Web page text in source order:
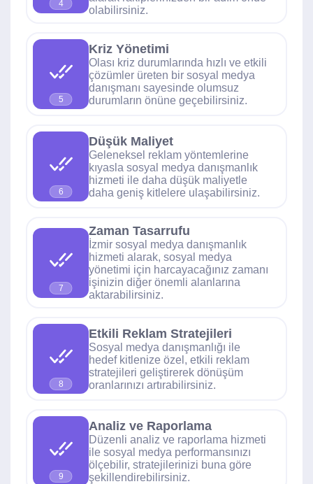
4
olabilirsiniz.
5
Kriz Yönetimi
Olası kriz durumlarında hızlı ve etkili
çözümler üreten bir sosyal medya
danışmanı sayesinde olumsuz
durumların önüne geçebilirsiniz.
6
Düşük Maliyet
Geleneksel reklam yöntemlerine
kıyasla sosyal medya danışmanlık
hizmeti ile daha düşük maliyetle
daha geniş kitlelere ulaşabilirsiniz.
7
Zaman Tasarrufu
İzmir sosyal medya danışmanlık
hizmeti alarak, sosyal medya
yönetimi için harcayacağınız zamanı
işinizin diğer önemli alanlarına
aktarabilirsiniz.
8
Etkili Reklam Stratejileri
Sosyal medya danışmanlığı ile
hedef kitlenize özel, etkili reklam
stratejileri geliştirerek dönüşüm
oranlarınızı artırabilirsiniz.
9
Analiz ve Raporlama
Düzenli analiz ve raporlama hizmeti
ile sosyal medya performansınızı
ölçebilir, stratejilerinizi buna göre
şekillendirebilirsiniz.